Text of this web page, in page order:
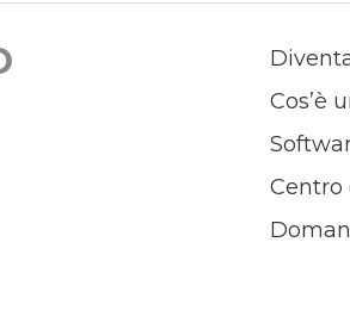
Cos’è
Centro